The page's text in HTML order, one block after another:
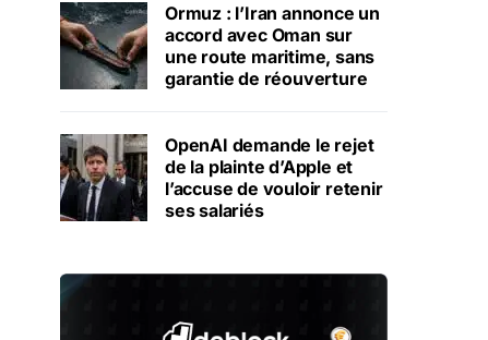
Ormuz : l’Iran annonce un
accord avec Oman sur
une route maritime, sans
garantie de réouverture
OpenAI demande le rejet
de la plainte d’Apple et
l’accuse de vouloir retenir
ses salariés